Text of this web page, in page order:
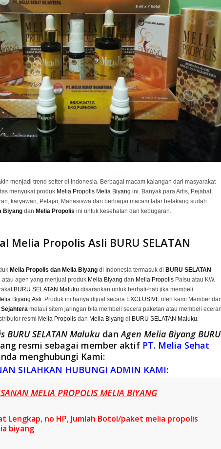
menjadi trend setter di Indonesia. Berbagai macam kalangan dari masyarakat
menyukai produk Melia Propolis Melia Biyang ini. Banyak para Artis, Pejabat,
karyawan, Pelajar, Mahasiswa dari berbagai macam latar belakang sudah
Biyang dan Melia Propolis ini untuk kesehatan dan kebugaran.
Melia Propolis Asli BURU SELATAN
Melia Propolis dan Melia Biyang di Indonesia termasuk di BURU SELATAN
atau agen yang menjual produk Melia Biyang dan Melia Propolis Palsu atau KW.
BURU SELATAN Maluku disarankan untuk berhati-hati jika membeli
Biyang Asli. Produk ini hanya dijual secara EXCLUSIVE oleh kami Member dan
Sejahtera melaui sitem jaringan bila membeli secera paketan atau membeli eceran
resmi Melia Propolis dan Melia Biyang di BURU SELATAN Maluku.
BURU SELATAN Maluku danAgen Melia Biyang BURU
resmi sebagai member aktif PT. Melia Sehat
menghubungi Kami:
SILAHKAN HUBUNGI ADMIN KAMI:
MELIA PROPOLIS MELIA BIYANG
Lengkap, no HP, Jumlah Botol/paket melia propolis
biyang